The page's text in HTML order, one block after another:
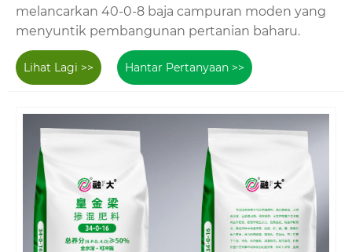
melancarkan 40-0-8 baja campuran moden yang
menyuntik pembangunan pertanian baharu.
Lihat Lagi >> Hantar Pertanyaan >>